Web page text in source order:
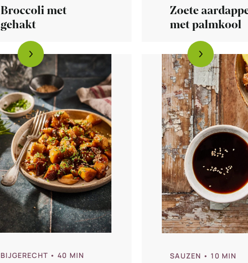
Broccoli met
gehakt
Zoete
met palmkool
BIJGERECHT • 40 MIN SAUZEN • 10 MIN